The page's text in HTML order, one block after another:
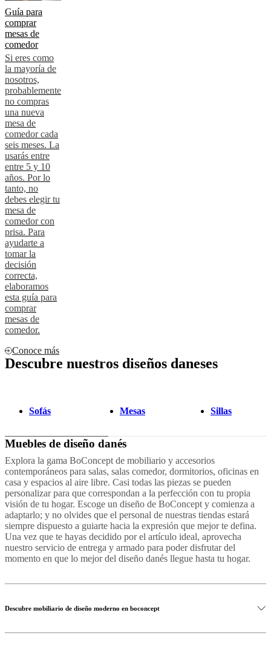
Guía para
comprar
mesas de
comedor
Si eres como
la mayoría de
nosotros,
probablemente
no compras
una nueva
mesa de
comedor cada
seis meses. La
usarás entre
entre 5 y 10
años. Por lo
tanto, no
debes elegir tu
mesa de
comedor con
prisa. Para
ayudarte a
tomar la
decisión
correcta,
elaboramos
esta guía para
comprar
mesas de
comedor.
Conoce más
Descubre nuestros diseños daneses
Sofás Mesas Sillas
Muebles de diseño danés
Explora la gama BoConcept de mobiliario y accesorios
contemporáneos para salas, salas comedor, dormitorios, oficinas en
casa y espacios al aire libre. Casi todas las piezas se pueden
personalizar para que correspondan a la perfección con tu propia
visión de tu hogar. Escoge un diseño de BoConcept y comienza a
adaptarlo; y no olvides que el personal de nuestras tiendas estará
siempre dispuesto a guiarte hacia la expresión que mejor te defina.
Una vez que te hayas decidido por el artículo ideal, aprovecha
nuestro servicio de entrega y armado para poder disfrutar del
momento en que lo mejor del diseño danés llegue hasta tu hogar.
Descubre mobiliario de diseño moderno en boconcept